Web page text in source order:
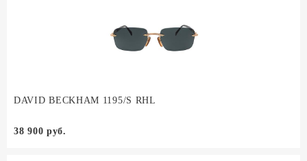
DAVID BECKHAM 1195/S RHL
38 900 руб.